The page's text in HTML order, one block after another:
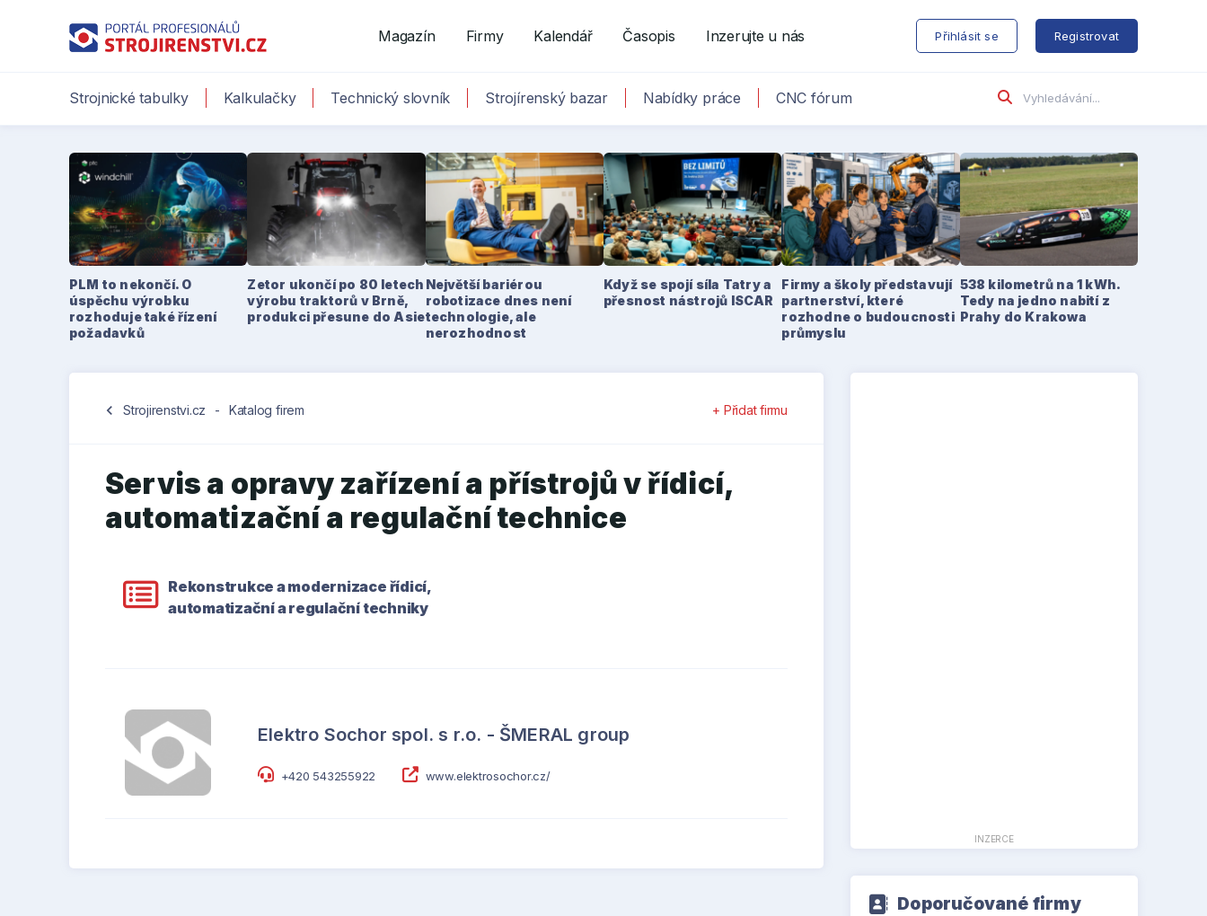
Magazín Firmy Kalendář Časopis Inzerujte u nás Přihlásit se Registrovat
Strojnické tabulky Kalkulačky Technický slovník Strojírenský bazar Nabídky práce CNC fórum
PLM to nekončí. O
úspěchu výrobku
rozhoduje také řízení
požadavků
Zetor ukončí po 80 letech
výrobu traktorů v Brně,
produkci přesune do Asie
Největší bariérou
robotizace dnes není
technologie, ale
nerozhodnost
Když se spojí síla Tatry a
přesnost nástrojů ISCAR
Firmy a školy představují
partnerství, které
rozhodne o budoucnosti
průmyslu
538 kilometrů na 1 kWh.
Tedy na jedno nabití z
Prahy do Krakowa
chevron_left Strojirenstvi.cz - Katalog firem + Přidat firmu
Servis a opravy zařízení a přístrojů v řídicí,
automatizační a regulační technice
Rekonstrukce a modernizace řídicí,
automatizační a regulační techniky
Elektro Sochor spol. s r.o. - ŠMERAL group
+420 543255922 www.elektrosochor.cz/
INZERCE
Doporučované firmy